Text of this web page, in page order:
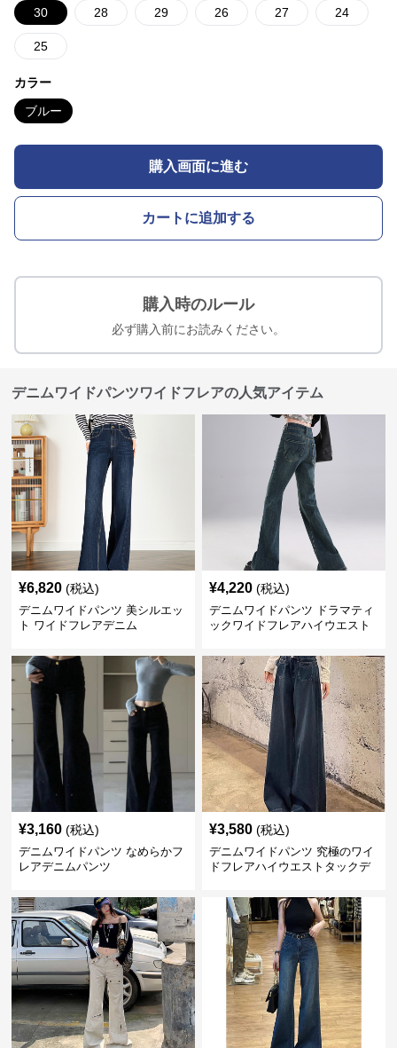
30 28 29 26 27 24
25
カラー
ブルー
購入画面に進む
カートに追加する
購入時のルール
必ず購入前にお読みください。
デニムワイドパンツワイドフレアの人気アイテム
¥6,820 (税込)
デニムワイドパンツ 美シルエッ
ト ワイドフレアデニム
¥4,220 (税込)
デニムワイドパンツ ドラマティ
ックワイドフレアハイウエスト
¥3,160 (税込)
デニムワイドパンツ なめらかフ
レアデニムパンツ
¥3,580 (税込)
デニムワイドパンツ 究極のワイ
ドフレアハイウエストタックデ